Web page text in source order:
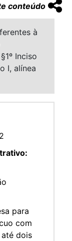
conteúdo
à
Inciso
I, alínea
para
com
dois